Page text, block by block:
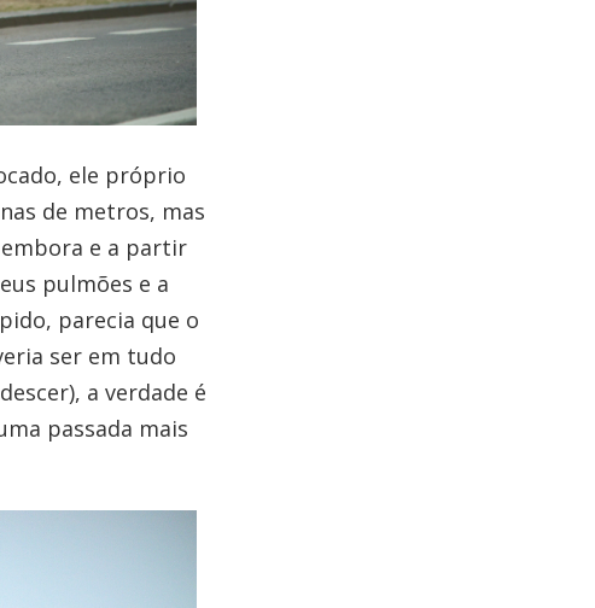
ele próprio
de metros, mas
e a partir
pulmões e a
parecia que o
ser em tudo
a verdade é
passada mais